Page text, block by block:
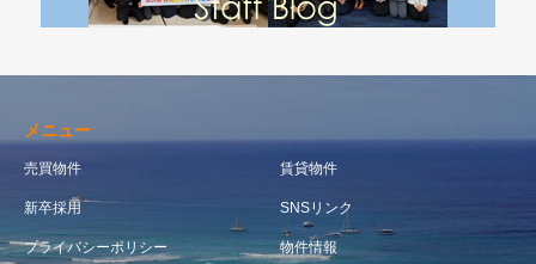
メニュー
売買物件 賃貸物件
新卒採用 SNSリンク
プライバシーポリシー 物件情報